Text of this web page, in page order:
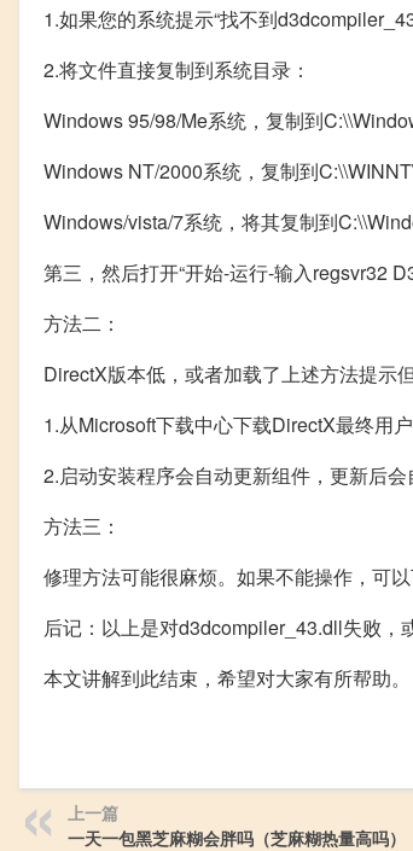
1.如果您的系统提示“找不到
2.将文件直接复制到系统目录：
Windows 95/98/Me系统，复制到
Windows NT/2000系统，复制到
Windows/vista/7系统，将其复制到
第三，然后打开“开始-运行-输入regsvr32
方法二：
DirectX版本低，或者加载了上述方法提示
1.从Microsoft下载中心下载DirectX最终用
2.启动安装程序会自动更新组件，更新后会
方法三：
修理方法可能很麻烦。如果不能操作，可
后记：以上是对d3dcompiler_43.dll失败，
本文讲解到此结束，希望对大家有所帮助。
上一篇
一天一包黑芝麻糊会胖吗（芝麻糊热量高吗）